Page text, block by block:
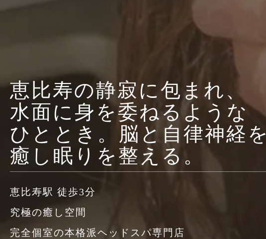
恵比寿の静寂に包まれ、
水面に身を委ねるような
ひととき。脳と自律神経を
癒し眠りを整える。
恵比寿駅 徒歩3分
究極の癒し空間
完全個室の本格派ヘッドスパ専門店